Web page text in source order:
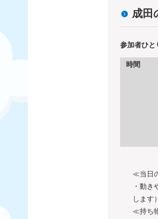
成田
参加者ひと
時間
≪当日
・動
します）
≪持ち